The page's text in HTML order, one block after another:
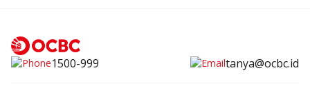
1500-999 tanya@ocbc.id